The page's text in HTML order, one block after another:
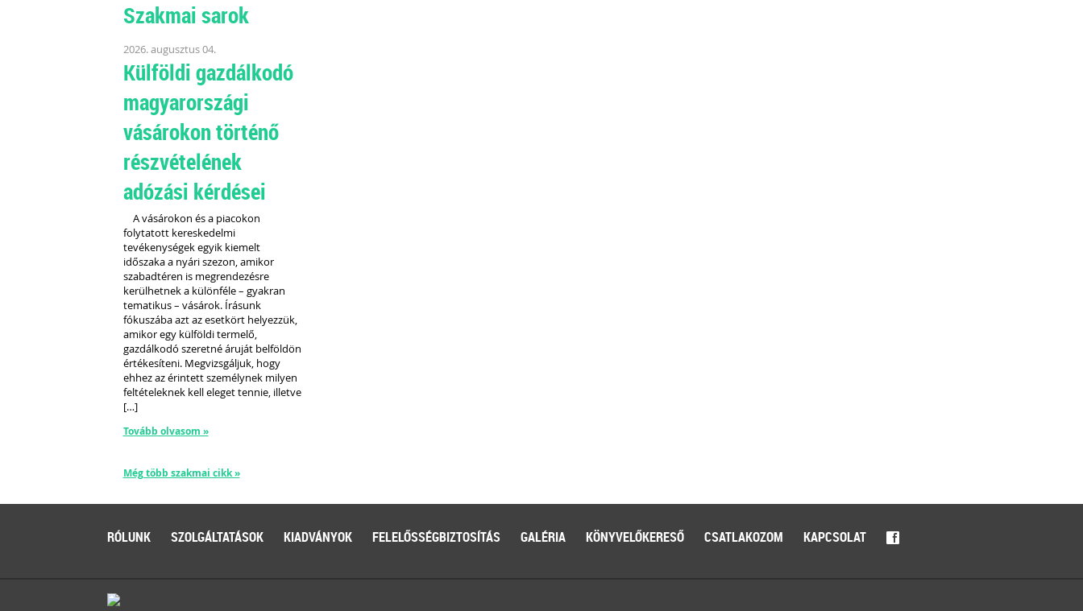
Szakmai sarok
2026. augusztus 04.
Külföldi gazdálkodó
magyarországi
vásárokon történő
részvételének
adózási kérdései
A vásárokon és a piacokon
folytatott kereskedelmi
tevékenységek egyik kiemelt
időszaka a nyári szezon, amikor
szabadtéren is megrendezésre
kerülhetnek a különféle – gyakran
tematikus – vásárok. Írásunk
fókuszába azt az esetkört helyezzük,
amikor egy külföldi termelő,
gazdálkodó szeretné áruját belföldön
értékesíteni. Megvizsgáljuk, hogy
ehhez az érintett személynek milyen
feltételeknek kell eleget tennie, illetve
[…]
Tovább olvasom »
Még több szakmai cikk »
RÓLUNK SZOLGÁLTATÁSOK KIADVÁNYOK FELELŐSSÉGBIZTOSÍTÁS GALÉRIA KÖNYVELŐKERESŐ CSATLAKOZOM KAPCSOLAT f